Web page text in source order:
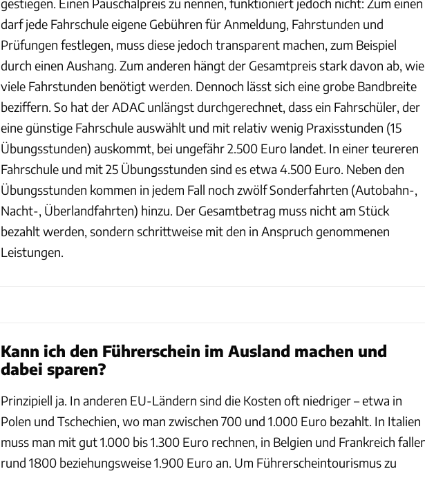
darf jede Fahrschule eigene Gebühren für Anmeldung, Fahrstunden und
Prüfungen festlegen, muss diese jedoch transparent machen, zum Beispiel
durch einen Aushang. Zum anderen hängt der Gesamtpreis stark davon ab, wie
viele Fahrstunden benötigt werden. Dennoch lässt sich eine grobe Bandbreite
beziffern. So hat der ADAC unlängst durchgerechnet, dass ein Fahrschüler, der
eine günstige Fahrschule auswählt und mit relativ wenig Praxisstunden (15
Übungsstunden) auskommt, bei ungefähr 2.500 Euro landet. In einer teureren
Fahrschule und mit 25 Übungsstunden sind es etwa 4.500 Euro. Neben den
Übungsstunden kommen in jedem Fall noch zwölf Sonderfahrten (Autobahn-,
Nacht-, Überlandfahrten) hinzu. Der Gesamtbetrag muss nicht am Stück
bezahlt werden, sondern schrittweise mit den in Anspruch genommenen
Leistungen.
Kann ich den Führerschein im Ausland machen und
dabei sparen?
Prinzipiell ja. In anderen EU-Ländern sind die Kosten oft niedriger – etwa in
Polen und Tschechien, wo man zwischen 700 und 1.000 Euro bezahlt. In Italien
muss man mit gut 1.000 bis 1.300 Euro rechnen, in Belgien und Frankreich
rund 1800 beziehungsweise 1.900 Euro an. Um Führerscheintourismus zu